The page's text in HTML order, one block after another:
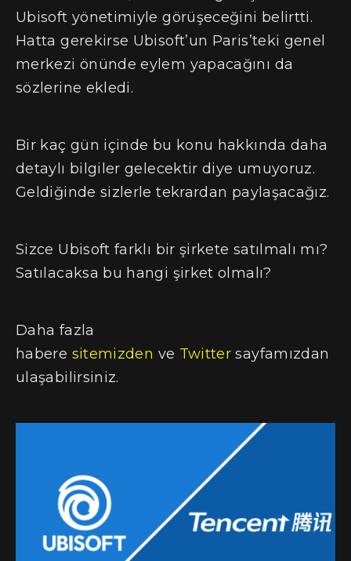
Ubisoft yönetimiyle görüşeceğini belirtti.
Hatta gerekirse Ubisoft’un Paris’teki genel
merkezi önünde eylem yapacağını da
sözlerine ekledi.
Bir kaç gün içinde bu konu hakkında daha
detaylı bilgiler gelecektir diye umuyoruz.
Geldiğinde sizlerle tekrardan paylaşacağız.
Sizce Ubisoft farklı bir şirkete satılmalı mı?
Satılacaksa bu hangi şirket olmalı?
Daha fazla
habere sitemizden ve Twitter sayfamızdan
ulaşabilirsiniz.